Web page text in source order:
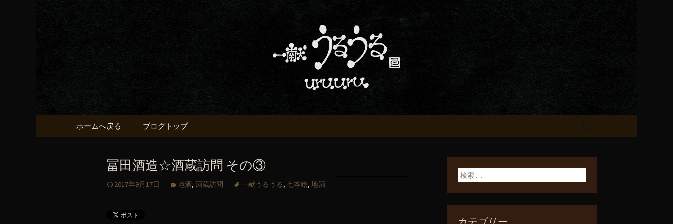
京都・五条でおいしい地酒が飲める「一
献うるうる」のブログ
京都・五条烏丸の町屋居酒屋「一献うるうる」からのお知らせ
コンテンツへ移動
ホームへ戻る ブログトップ
冨田酒造☆酒蔵訪問 その③
2017年9月17日 地酒, 酒蔵訪問 一献うるうる, 七本鎗, 地酒
検索: